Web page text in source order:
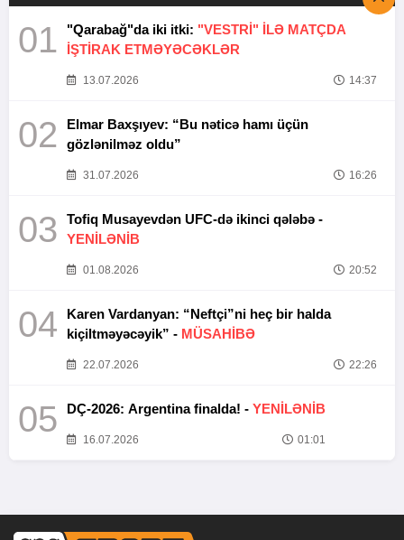
01 "Qarabağ"da iki itki: "VESTRİ" İLƏ MATÇDA
İŞTİRAK ETMƏYƏCƏKLƏR
13.07.2026 14:37
02
Elmar Baxşıyev: “Bu nəticə hamı üçün
gözlənilməz oldu”
31.07.2026 16:26
03
Tofiq Musayevdən UFC-də ikinci qələbə -
YENİLƏNİB
01.08.2026 20:52
04
Karen Vardanyan: “Neftçi”ni heç bir halda
kiçiltməyəcəyik” - MÜSAHİBƏ
22.07.2026 22:26
05 DÇ-2026: Argentina finalda! - YENİLƏNİB
16.07.2026 01:01